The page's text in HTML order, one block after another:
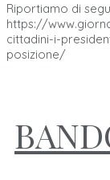
Riportiamo di
https://
cittadini-i-
posizione/